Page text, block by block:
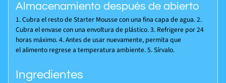
Almacenamiento después de abierto
1. Cubra el resto de Starter Mousse con una fina capa de agua. 2.
Cubra el envase con una envoltura de plástico. 3. Refrigere por 24
horas máximo. 4. Antes de usar nuevamente, permita que
el alimento regrese a temperatura ambiente. 5. Sírvalo.
Ingredientes